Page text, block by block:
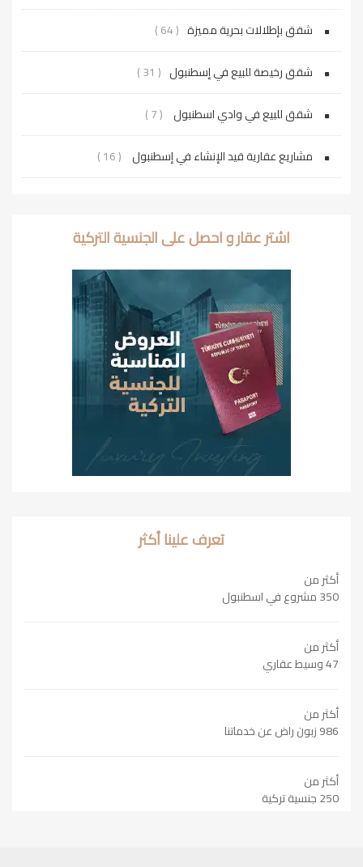
شقق بإطلالات بحرية مميزة ( 64 )
شقق رخيصة للبيع في إسطنبول ( 31 )
شقق للبيع في وادي اسطنبول ( 7 )
مشاريع عقارية قيد الإنشاء في إسطنبول ( 16 )
اشتر عقار و احصل على الجنسية التركية
تعرف علينا أكثر
أكثر من
350 مشروع في اسطنبول
أكثر من
47 وسيط عقاري
أكثر من
986 زبون راض عن خدماتنا
أكثر من
250 جنسية تركية